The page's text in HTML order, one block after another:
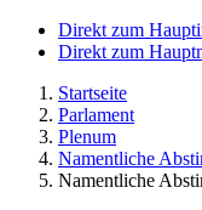
Direkt zum
Direkt zum
Startseite
Parlament
Plenum
Namentliche
Namentliche